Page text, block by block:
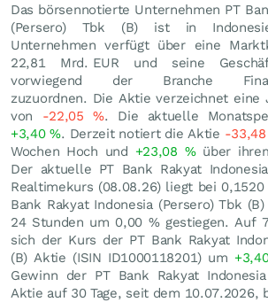
Das börsennotierte Unternehmen PT
(Persero) Tbk (B) ist in
Unternehmen verfügt über eine
22,81 Mrd. EUR und seine
vorwiegend der Branche
zuzuordnen. Die Aktie verzeichnet eine
von -22,05%. Die aktuelle
+3,40%. Derzeit notiert die Aktie -33,48
Wochen Hoch und +23,08 %über
Der aktuelle PT Bank Rakyat
Realtimekurs (08.08.26) liegt bei 0,1520
Bank Rakyat Indonesia (Persero) Tbk
24 Stunden um 0,00 %gestiegen. Auf
sich der Kurs der PT Bank Rakyat
(B) Aktie (ISIN ID1000118201) um
Gewinn der PT Bank Rakyat
Aktie auf 30 Tage, seit dem 10.07.2026,